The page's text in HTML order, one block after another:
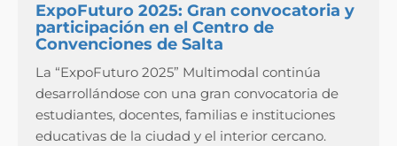
ExpoFuturo 2025: Gran convocatoria y
participación en el Centro de
Convenciones de Salta
La “ExpoFuturo 2025” Multimodal continúa
desarrollándose con una gran convocatoria de
estudiantes, docentes, familias e instituciones
educativas de la ciudad y el interior cercano.